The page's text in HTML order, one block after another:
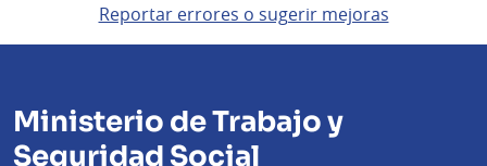
Reportar errores o sugerir mejoras
Ministerio de Trabajo y
Seguridad Social